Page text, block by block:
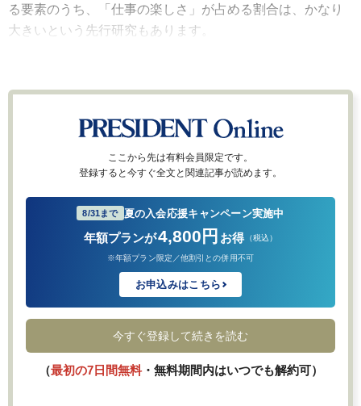
る要素のうち、「仕事の楽しさ」が占める割合は、かなり
大きいという先行研究もあります。
ここから先は有料会員限定です。
登録すると今すぐ全文と関連記事が読めます。
8/31まで 夏の入会応援キャンペーン実施中
年額プランが4,800円 お得 （税込）
※年額プラン限定／他割引との併用不可
お申込みはこちら
今すぐ登録して続きを読む
（最初の7日間無料・無料期間内はいつでも解約可）